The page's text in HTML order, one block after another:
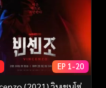
EP 1-20